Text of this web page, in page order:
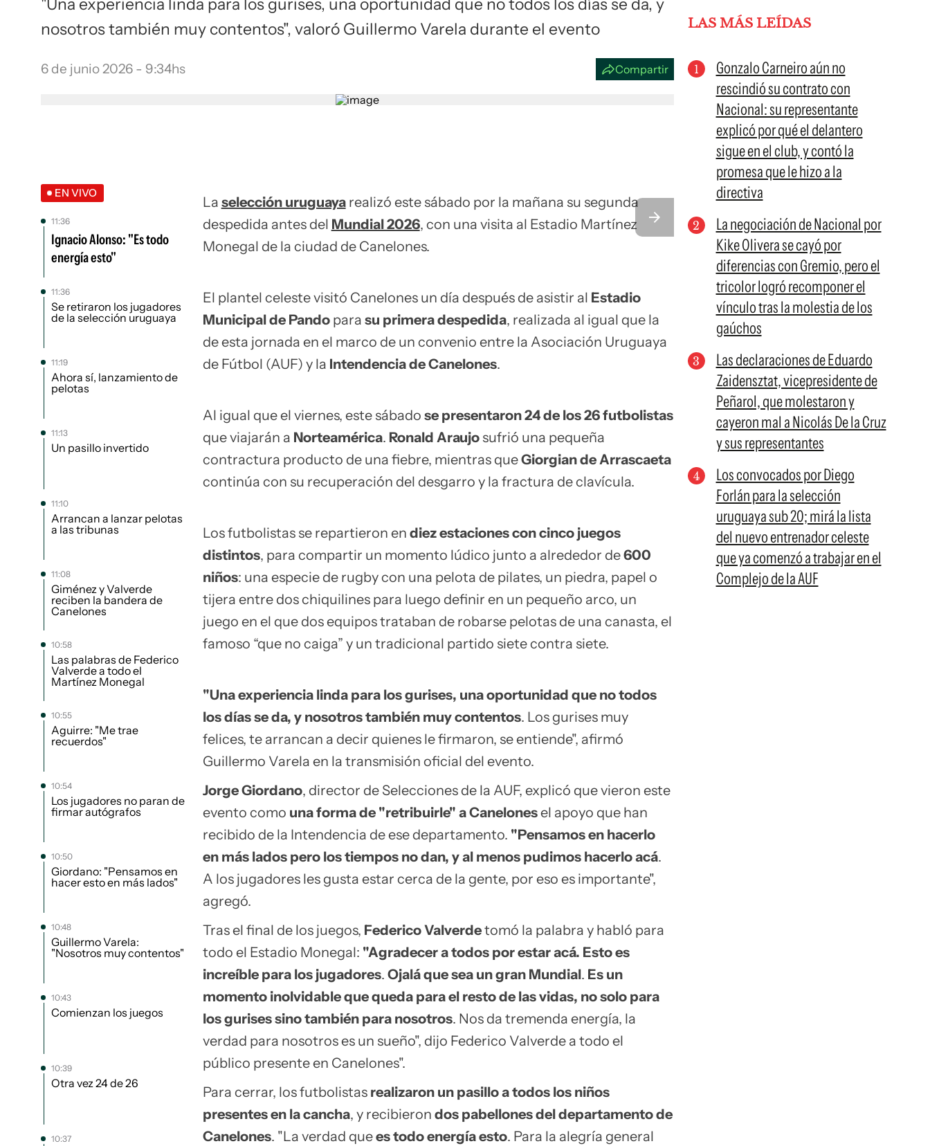
"Una experiencia linda para los gurises, una oportunidad que no todos los días se da, y
nosotros también muy contentos", valoró Guillermo Varela durante el evento
6 de junio 2026 - 9:34hs Compartir
EN VIVO
11:36
Ignacio Alonso: "Es todo
energía esto"
11:36
Se retiraron los jugadores
de la selección uruguaya
11:19
Ahora sí, lanzamiento de
pelotas
11:13
Un pasillo invertido
11:10
Arrancan a lanzar pelotas
a las tribunas
11:08
Giménez y Valverde
reciben la bandera de
Canelones
10:58
Las palabras de Federico
Valverde a todo el
Martínez Monegal
10:55
Aguirre: "Me trae
recuerdos"
10:54
Los jugadores no paran de
firmar autógrafos
10:50
Giordano: "Pensamos en
hacer esto en más lados"
10:48
Guillermo Varela:
"Nosotros muy contentos"
10:43
Comienzan los juegos
10:39
Otra vez 24 de 26
10:37
La selección uruguayarealizó este sábado por la mañana su segunda
despedida antes del Mundial 2026, con una visita al Estadio Martínez
Monegal de la ciudad de Canelones.
El plantel celeste visitó Canelones un día después de asistir al Estadio
Municipal de Pandopara su primera despedida, realizada al igual que la
de esta jornada en el marco de un convenio entre la Asociación Uruguaya
de Fútbol (AUF) y la Intendencia de Canelones.
Al igual que el viernes, este sábado se presentaron 24 de los 26 futbolistas
que viajarán a Norteamérica. Ronald Araujo sufrió una pequeña
contractura producto de una fiebre, mientras queGiorgian de Arrascaeta
continúa con su recuperación del desgarro y la fractura de clavícula.
Los futbolistas se repartieron en diez estaciones con cinco juegos
distintos, para compartir un momento lúdico junto a alrededor de600
niños: una especie de rugby con una pelota de pilates, un piedra, papel o
tijera entre dos chiquilines para luego definir en un pequeño arco, un
juego en el que dos equipos trataban de robarse pelotas de una canasta, el
famoso “que no caiga” y un tradicional partido siete contra siete.
"Una experiencia linda para los gurises, una oportunidad que no todos
los días se da, y nosotros también muy contentos. Los gurises muy
felices, te arrancan a decir quienes le firmaron, se entiende", afirmó
Guillermo Varela en la transmisión oficial del evento.
Jorge Giordano, director de Selecciones de la AUF, explicó que vieron este
evento como una forma de "retribuirle" a Canelonesel apoyo que han
recibido de la Intendencia de ese departamento. "Pensamos en hacerlo
en más lados pero los tiempos no dan, y al menos pudimos hacerlo acá.
A los jugadores les gusta estar cerca de la gente, por eso es importante",
agregó.
Tras el final de los juegos, Federico Valverdetomó la palabra y habló para
todo el Estadio Monegal: "Agradecer a todos por estar acá. Esto es
increíble para los jugadores. Ojalá que sea un gran Mundial. Es un
momento inolvidable que queda para el resto de las vidas, no solo para
los gurises sino también para nosotros. Nos da tremenda energía, la
verdad para nosotros es un sueño", dijo Federico Valverde a todo el
público presente en Canelones".
Para cerrar, los futbolistasrealizaron un pasillo a todos los niños
presentes en la cancha, y recibieron dos pabellones del departamento de
Canelones. "La verdad quees todo energía esto. Para la alegría general
LAS MÁS LEÍDAS
Gonzalo Carneiro aún no
rescindió su contrato con
Nacional: su representante
explicó por qué el delantero
sigue en el club, y contó la
promesa que le hizo a la
directiva
La negociación de Nacional por
Kike Olivera se cayó por
diferencias con Gremio, pero el
tricolor logró recomponer el
vínculo tras la molestia de los
gaúchos
Las declaraciones de Eduardo
Zaidensztat, vicepresidente de
Peñarol, que molestaron y
cayeron mal a Nicolás De la Cruz
y sus representantes
Los convocados por Diego
Forlán para la selección
uruguaya sub 20; mirá la lista
del nuevo entrenador celeste
que ya comenzó a trabajar en el
Complejo de la AUF